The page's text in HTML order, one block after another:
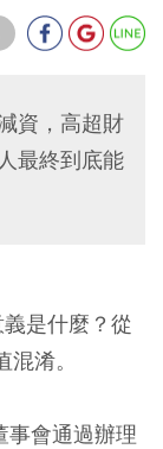
資，高超財
最終到底能
是什麼？從
淆。
事會通過辦理